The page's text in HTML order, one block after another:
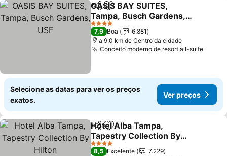
PartilharAdicionar aos favoritos
OASIS BAY SUITES,
Tampa, Busch Gardens,
USF
4 Estrelas
7,9 Boa
6.881
a 9.0 km de Centro da cidade
Conceito moderno de resort all-suite
Selecione as datas para ver os preços
exatos.
Ver preços
PartilharAdicionar aos favoritos
Hotel Alba Tampa,
Tapestry Collection By
Hilton
4 Estrelas
8,5 Excelente
7.229